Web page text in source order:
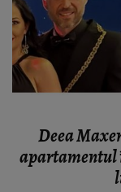
Deea
apartamentul